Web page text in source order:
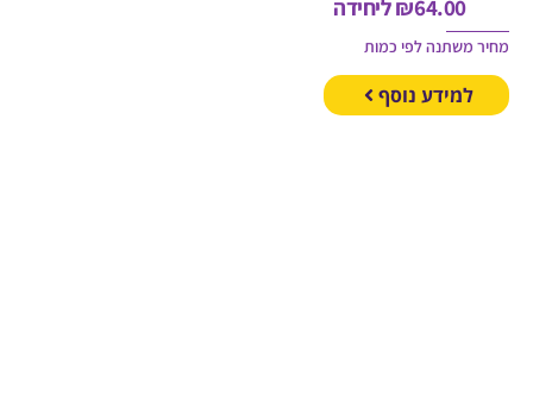
₪ליחידה
לפי כמות
נוסף